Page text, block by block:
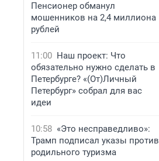
Пенсионер обманул
мошенников на 2,4 миллиона
рублей
11:00 Наш проект: Что
обязательно нужно сделать в
Петербурге? «(От)Личный
Петербург» собрал для вас
идеи
10:58 «Это несправедливо»:
Трамп подписал указы против
родильного туризма